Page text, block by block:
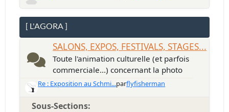
[ L'AGORA ]
SALONS, EXPOS, FESTIVALS, STAGES...
Toute l'animation culturelle (et parfois
commerciale...) concernant la photo
Re : Exposition au Schmi...parflyfisherman
Sous-Sections